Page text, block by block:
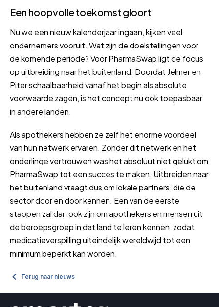
Een hoopvolle toekomst gloort
Nu we een nieuw kalenderjaar ingaan, kijken veel
ondernemers vooruit. Wat zijn de doelstellingen voor
de komende periode? Voor PharmaSwap ligt de focus
op uitbreiding naar het buitenland. Doordat Jelmer en
Piter schaalbaarheid vanaf het begin als absolute
voorwaarde zagen, is het concept nu ook toepasbaar
in andere landen.
Als apothekers hebben ze zelf het enorme voordeel
van hun netwerk ervaren. Zonder dit netwerk en het
onderlinge vertrouwen was het absoluut niet gelukt om
PharmaSwap tot een succes te maken. Uitbreiden naar
het buitenland vraagt dus om lokale partners, die de
sector door en door kennen. Een van de eerste
stappen zal dan ook zijn om apothekers en mensen uit
de beroepsgroep in dat land te leren kennen, zodat
medicatieverspilling uiteindelijk wereldwijd tot een
minimum beperkt kan worden.
Terug naar nieuws